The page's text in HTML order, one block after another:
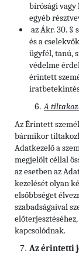
bírósági vagy
egyéb
az Ákr. 30. §
és a
ügyfél, tanú,
védelme
érintett
A
Az Érintett
bármikor
Adatkezelő a
megjelölt céllal
az esetben az
kezelését olyan
elsőbbséget
szabadságaival
kapcsolódnak.
Az érintetti